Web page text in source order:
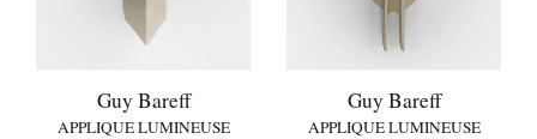
Guy Bareff
APPLIQUE LUMINEUSE
Guy Bareff
APPLIQUE LUMINEUSE